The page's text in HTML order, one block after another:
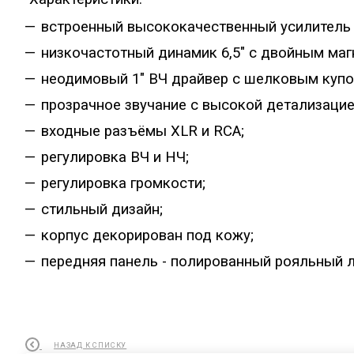
встроенный высококачественный усилитель
низкочастотный динамик 6,5" с двойным
неодимовый 1" ВЧ драйвер с шелковым
прозрачное звучание с высокой
входные разъёмы XLR и RCA;
регулировка ВЧ и НЧ;
регулировка громкости;
стильный дизайн;
корпус декорирован под кожу;
передняя панель - полированный рояльный
НАЗАД К СПИСКУ